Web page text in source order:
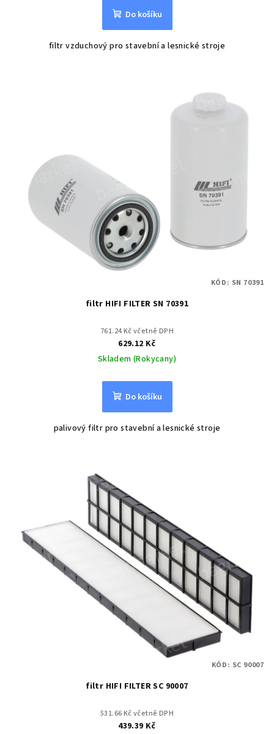
Do košíku
filtr vzduchový pro stavební a lesnické stroje
filtr HIFI FILTER SN 70391
761.24 Kč včetně DPH
629.12 Kč
Skladem (Rokycany)
Do košíku
palivový filtr pro stavební a lesnické stroje
KÓD: SN 70391
filtr HIFI FILTER SC 90007
531.66 Kč včetně DPH
439.39 Kč
KÓD: SC 90007